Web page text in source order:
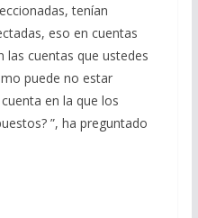
tenían
eso en cuentas
las cuentas que ustedes
puede no estar
en la que los
”, ha preguntado